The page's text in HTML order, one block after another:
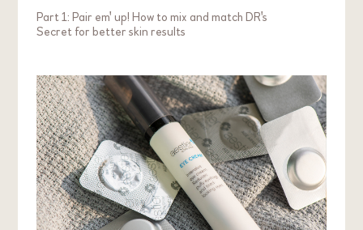
Part 1: Pair em' up! How to mix and match DR's
Secret for better skin results